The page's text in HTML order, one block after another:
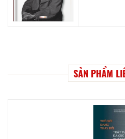
SẢN PHẨM